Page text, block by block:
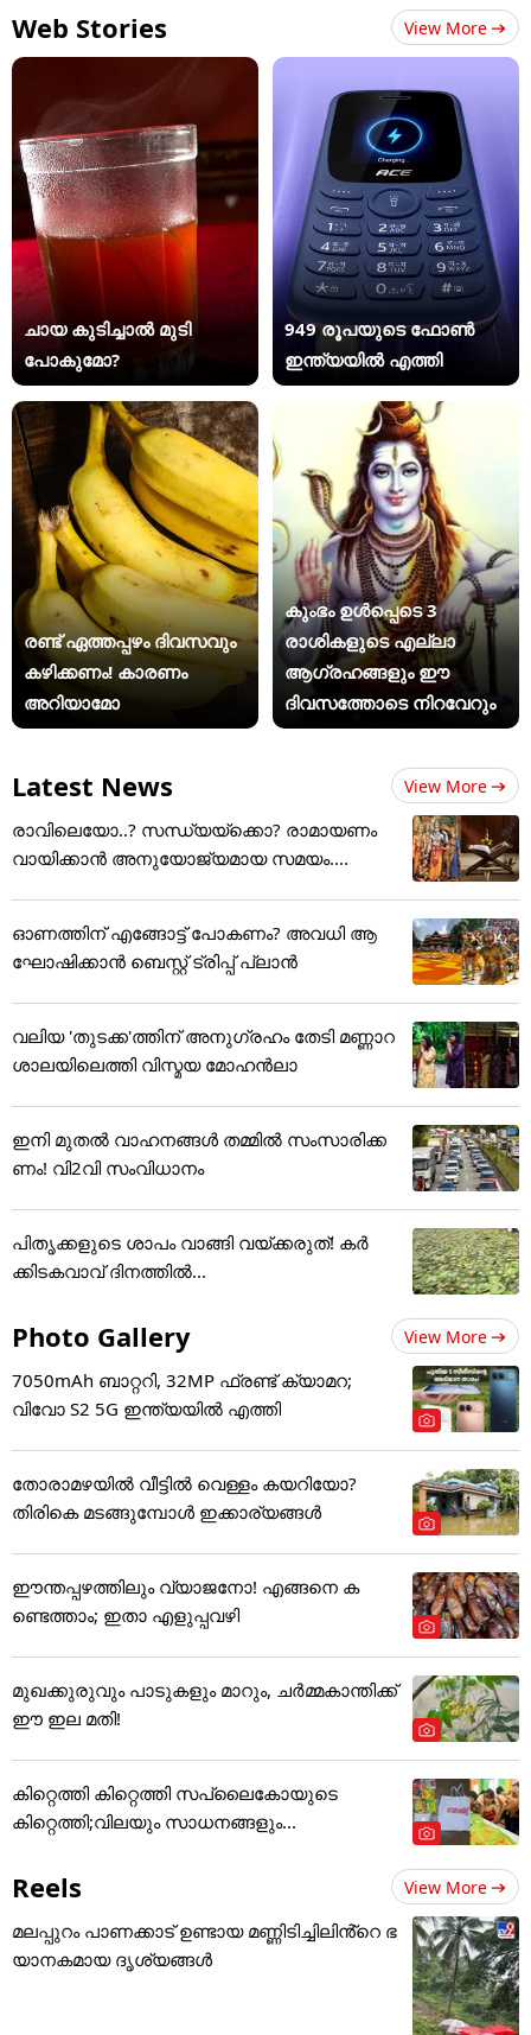
Web Stories View More
ചായ കുടിച്ചാൽ മുടി
പോകുമോ?
949 രൂപയുടെ ഫോൺ
ഇന്ത്യയിൽ എത്തി
രണ്ട് ഏത്തപ്പഴം ദിവസവും
കഴിക്കണം! കാരണം
അറിയാമോ
കുംഭം ഉൾപ്പെടെ 3
രാശികളുടെ എല്ലാ
ആഗ്രഹങ്ങളും ഈ
ദിവസത്തോടെ നിറവേറും
Latest News View More
രാവിലെയോ..? സന്ധ്യയ്ക്കൊ? രാമായണം
വായിക്കാൻ അനുയോജ്യമായ സമയം....
ഓണത്തിന് എങ്ങോട്ട് പോകണം? അവധി ആ
ഘോഷിക്കാൻ ബെസ്റ്റ് ട്രിപ്പ് പ്ലാൻ
വലിയ 'തുടക്ക'ത്തിന് അനുഗ്രഹം തേടി മണ്ണാറ
ശാലയിലെത്തി വിസ്മയ മോഹൻലാ
ഇനി മുതൽ വാഹനങ്ങൾ തമ്മിൽ സംസാരിക്ക
ണം! വി2വി സംവിധാനം
പിതൃക്കളുടെ ശാപം വാങ്ങി വയ്ക്കരുത്! കർ
ക്കിടകവാവ് ദിനത്തിൽ...
Photo Gallery View More
7050mAh ബാറ്ററി, 32MP ഫ്രണ്ട് ക്യാമറ;
വിവോ S2 5G ഇന്ത്യയിൽ എത്തി
തോരാമഴയിൽ വീട്ടിൽ വെള്ളം കയറിയോ?
തിരികെ മടങ്ങുമ്പോൾ ഇക്കാര്യങ്ങൾ
ഈന്തപ്പഴത്തിലും വ്യാജനോ! എങ്ങനെ ക
ണ്ടെത്താം; ഇതാ എളുപ്പവഴി
മുഖക്കുരുവും പാടുകളും മാറും, ചർമ്മകാന്തിക്ക്
ഈ ഇല മതി!
കിറ്റെത്തി കിറ്റെത്തി സപ്ലൈകോയുടെ
കിറ്റെത്തി;വിലയും സാധനങ്ങളും...
Reels View More
മലപ്പുറം പാണക്കാട് ഉണ്ടായ മണ്ണിടിച്ചിലിൻ്റെ ഭ
യാനകമായ ദൃശ്യങ്ങൾ